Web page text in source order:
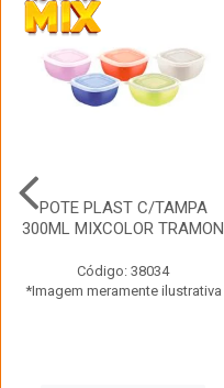
POTE PLAST C/TAMPA
300ML MIXCOLOR TRAMON
Código: 38034
*Imagem meramente ilustrativa